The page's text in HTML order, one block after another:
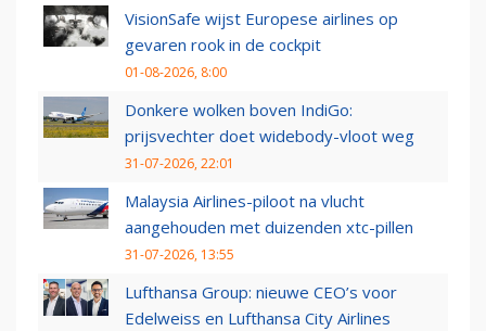
VisionSafe wijst Europese airlines op
gevaren rook in de cockpit
01-08-2026, 8:00
Donkere wolken boven IndiGo:
prijsvechter doet widebody-vloot weg
31-07-2026, 22:01
Malaysia Airlines-piloot na vlucht
aangehouden met duizenden xtc-pillen
31-07-2026, 13:55
Lufthansa Group: nieuwe CEO’s voor
Edelweiss en Lufthansa City Airlines